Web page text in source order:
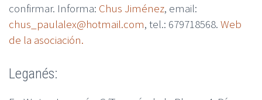
confirmar. Informa: Chus Jiménez, email:
chus_paulalex@hotmail.com, tel.: 679718568. Web
de la asociación.
Leganés: